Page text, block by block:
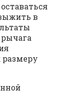
в
размеру